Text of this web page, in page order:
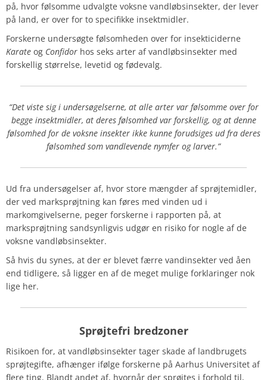
på, hvor følsomme udvalgte voksne vandløbsinsekter, der lever
på land, er over for to specifikke insektmidler.
Forskerne undersøgte følsomheden over for insekticiderne
Karate og Confidor hos seks arter af vandløbsinsekter med
forskellig størrelse, levetid og fødevalg.
“Det viste sig i undersøgelserne, at alle arter var følsomme over for
begge insektmidler, at deres følsomhed var forskellig, og at denne
følsomhed for de voksne insekter ikke kunne forudsiges ud fra deres
følsomhed som vandlevende nymfer og larver.”
Ud fra undersøgelser af, hvor store mængder af sprøjtemidler,
der ved marksprøjtning kan føres med vinden ud i
markomgivelserne, peger forskerne i rapporten på, at
marksprøjtning sandsynligvis udgør en risiko for nogle af de
voksne vandløbsinsekter.
Så hvis du synes, at der er blevet færre vandinsekter ved åen
end tidligere, så ligger en af de meget mulige forklaringer nok
lige her.
Sprøjtefri bredzoner
Risikoen for, at vandløbsinsekter tager skade af landbrugets
sprøjtegifte, afhænger ifølge forskerne på Aarhus Universitet af
flere ting. Blandt andet af, hvornår der sprøjtes i forhold til,